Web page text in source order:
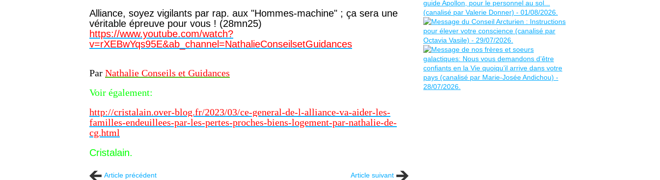
Alliance, soyez vigilants par rap. aux "Hommes-machine" ; ça sera une
véritable épreuve pour vous ! (28mn25)
https://www.youtube.com/watch?
v=rXEBwYqs95E&ab_channel=NathalieConseilsetGuidances
Par Nathalie Conseils et Guidances
Voir également:
http://cristalain.over-blog.fr/2023/03/ce-general-de-l-alliance-va-aider-les-
familles-endeuillees-par-les-pertes-proches-biens-logement-par-nathalie-de-
cg.html
Cristalain.
Article précédent Article suivant